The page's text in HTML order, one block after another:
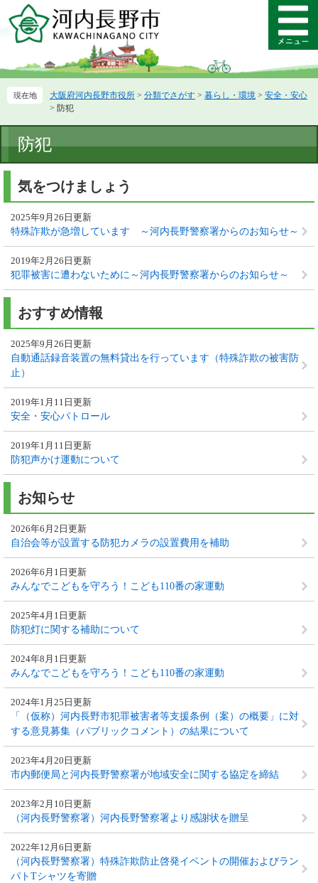
ー
先
ニ
を
て
へ
メ
ニ
ー
大阪府河内長野市役所 > 分類でさがす > 暮らし・環境 > 安全・安心
> 防犯
文
防犯
気をつけましょう
特殊詐欺が急増しています ～河内長野警察署からのお知らせ～
2025年9月26日更新
犯罪被害に遭わないために～河内長野警察署からのお知らせ～
2019年2月26日更新
おすすめ情報
自動通話録音装置の無料貸出を行っています（特殊詐欺の被害防
止）
2025年9月26日更新
安全・安心パトロール
2019年1月11日更新
防犯声かけ運動について
2019年1月11日更新
お知らせ
自治会等が設置する防犯カメラの設置費用を補助
2026年6月2日更新
みんなでこどもを守ろう！こども110番の家運動
2026年6月1日更新
防犯灯に関する補助について
2025年4月1日更新
みんなでこどもを守ろう！こども110番の家運動
2024年8月1日更新
「（仮称）河内長野市犯罪被害者等支援条例（案）の概要」に対
する意見募集（パブリックコメント）の結果について
2024年1月25日更新
市内郵便局と河内長野警察署が地域安全に関する協定を締結
2023年4月20日更新
（河内長野警察署）河内長野警察署より感謝状を贈呈
2023年2月10日更新
（河内長野警察署）特殊詐欺防止啓発イベントの開催およびラン
パトTシャツを寄贈
2022年12月6日更新